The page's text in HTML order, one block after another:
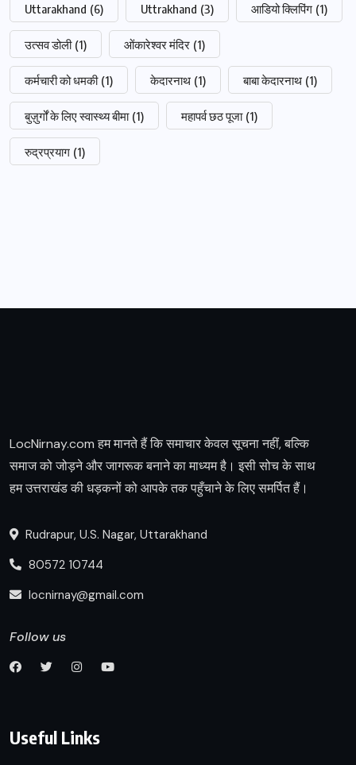
Uttarakhand (6) Uttrakhand (3) आडियो क्लिपिंग (1)
उत्सव डोली (1) ओंकारेश्वर मंदिर (1)
कर्मचारी को धमकी (1) केदारनाथ (1) बाबा केदारनाथ (1)
बुज़ुर्गों के लिए स्वास्थ्य बीमा (1) महापर्व छठ पूजा (1)
रुद्रप्रयाग (1)
LocNirnay.com हम मानते हैं कि समाचार केवल सूचना नहीं, बल्कि
समाज को जोड़ने और जागरूक बनाने का माध्यम है। इसी सोच के साथ
हम उत्तराखंड की धड़कनों को आपके तक पहुँचाने के लिए समर्पित हैं।
Rudrapur, U.S. Nagar, Uttarakhand
80572 10744
locnirnay@gmail.com
Follow us
Useful Links